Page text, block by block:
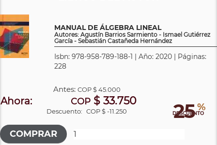
MANUAL DE ÁLGEBRA LINEAL
Autores: Agustín Barrios Sarmiento - Ismael Gutiérrez
García - Sebastián Castañeda Hernández
Isbn: 978-958-789-188-1 | Año: 2020 | Páginas:
228
25 %
DESCUENTO
Antes: COP$ 45.000
Ahora: COP $ 33.750
Descuento: COP $ -11.250